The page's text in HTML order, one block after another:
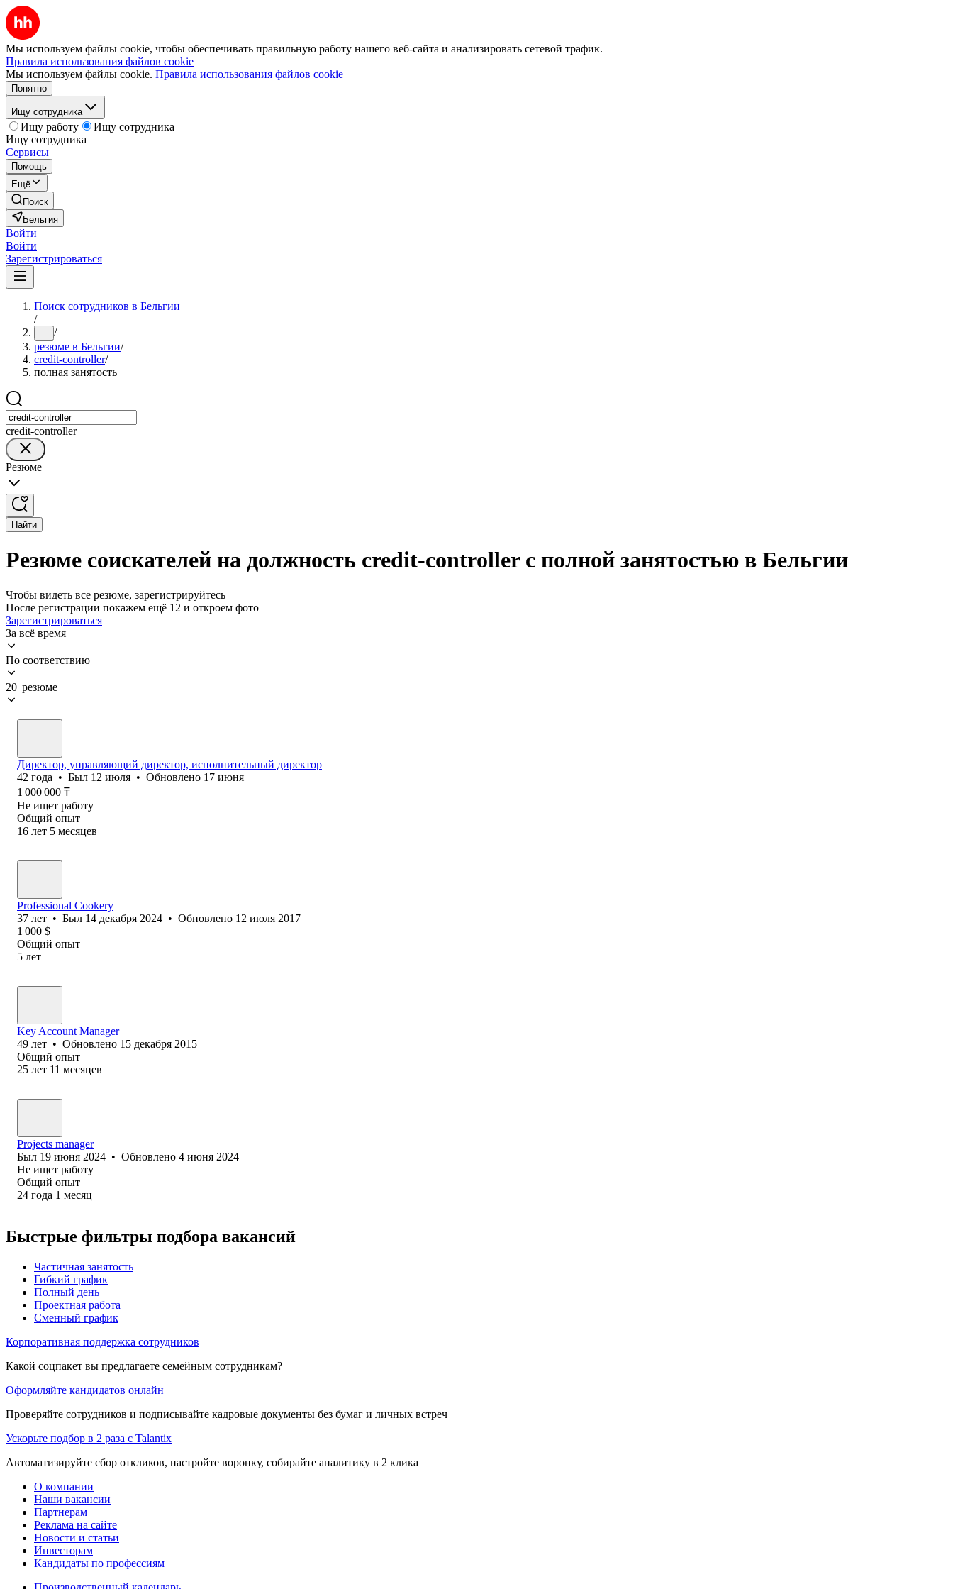
Мы используем файлы cookie, чтобы обеспечивать правильную работу нашего веб-сайта и анализировать сетевой трафик.
Правила использования файлов cookie
Мы используем файлы cookie. Правила использования файлов cookie
Понятно
Ищу сотрудника
Ищу работу
Ищу сотрудника
Ищу сотрудника
Сервисы
Помощь
Ещё
Поиск
Бельгия
Войти
Войти
Зарегистрироваться
Поиск сотрудников в Бельгии
/
... /
резюме в Бельгии/
credit-controller/
полная занятость
credit-controller
Резюме
Найти
Резюме соискателей на должность credit-controller с полной занятостью в Бельгии
Чтобы видеть все резюме, зарегистрируйтесь
После регистрации покажем ещё 12 и откроем фото
Зарегистрироваться
За всё время
По соответствию
20 резюме
Директор, управляющий директор, исполнительный директор
42 года • Был 12 июля • Обновлено 17 июня
1 000 000 ₸
Не ищет работу
Общий опыт
16 лет 5 месяцев
Professional Cookery
37 лет • Был 14 декабря 2024 • Обновлено 12 июля 2017
1 000 $
Общий опыт
5 лет
Key Account Manager
49 лет • Обновлено 15 декабря 2015
Общий опыт
25 лет 11 месяцев
Projects manager
Был 19 июня 2024 • Обновлено 4 июня 2024
Не ищет работу
Общий опыт
24 года 1 месяц
Быстрые фильтры подбора вакансий
Частичная занятость
Гибкий график
Полный день
Проектная работа
Сменный график
Корпоративная поддержка сотрудников
Какой соцпакет вы предлагаете семейным сотрудникам?
Оформляйте кандидатов онлайн
Проверяйте сотрудников и подписывайте кадровые документы без бумаг и личных встреч
Ускорьте подбор в 2 раза с Talantix
Автоматизируйте сбор откликов, настройте воронку, собирайте аналитику в 2 клика
О компании
Наши вакансии
Партнерам
Реклама на сайте
Новости и статьи
Инвесторам
Кандидаты по профессиям